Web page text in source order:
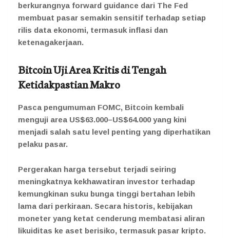
berkurangnya forward guidance dari The Fed
membuat pasar semakin sensitif terhadap setiap
rilis data ekonomi, termasuk inflasi dan
ketenagakerjaan.
Bitcoin Uji Area Kritis di Tengah
Ketidakpastian Makro
Pasca pengumuman FOMC, Bitcoin kembali
menguji area US$63.000–US$64.000 yang kini
menjadi salah satu level penting yang diperhatikan
pelaku pasar.
Pergerakan harga tersebut terjadi seiring
meningkatnya kekhawatiran investor terhadap
kemungkinan suku bunga tinggi bertahan lebih
lama dari perkiraan. Secara historis, kebijakan
moneter yang ketat cenderung membatasi aliran
likuiditas ke aset berisiko, termasuk pasar kripto.